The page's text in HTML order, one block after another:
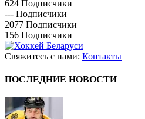
624 Подписчики
--- Подписчики
2077 Подписчики
156 Подписчики
Свяжитесь с нами: Контакты
ПОСЛЕДНИЕ НОВОСТИ